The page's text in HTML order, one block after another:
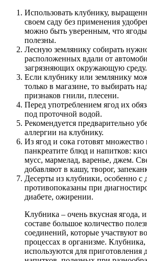
Использовать клубнику,
своем саду без применения
можно быть уверенным, что ягоды
полезны.
Лесную землянику собирать
расположенных вдали от
загрязняющих окружающую среду.
Если клубнику или землянику
только в магазине, то выбирать
признаков гнили, плесени.
Перед употреблением ягод их
под проточной водой.
Рекомендуется предварительно
аллергии на клубнику.
Из ягод и сока готовят
панкреатите блюд и напитков:
мусс, мармелад, варенье, джем.
добавляют в кашу, творог,
Десерты из клубники, особенно с
противопоказаны при
диабете, ожирении.
Клубника – очень вкусная ягода,
составе большое количество
соединений, которые участвуют
процессах в организме. Клубника,
используются для приготовления